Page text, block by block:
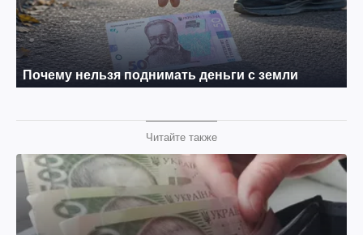
Читайте также